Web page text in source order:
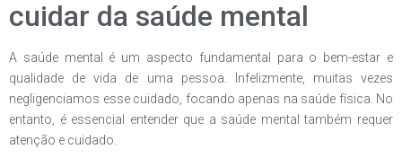
cuidar da saúde mental
A saúde mental é um aspecto fundamental para o bem-estar e
qualidade de vida de uma pessoa. Infelizmente, muitas vezes
negligenciamos esse cuidado, focando apenas na saúde física. No
entanto, é essencial entender que a saúde mental também requer
atenção e cuidado.